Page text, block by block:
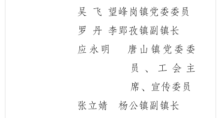
吴
飞 望峰岗镇党委委员
罗
丹 李郢孜镇副镇长
应永明
唐山镇党委委
员、工会主
席、宣传委员
张立婧
杨公镇副镇长